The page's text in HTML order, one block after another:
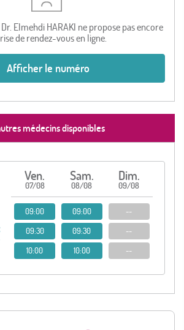
Elmehdi HARAKI ne propose pas encore
de rendez-vous en ligne.
Afficher le numéro
médecins disponibles
Ven.
07/08
Sam.
08/08
Dim.
09/08
09:00
09:30
10:00
09:00
09:30
10:00
--
--
--